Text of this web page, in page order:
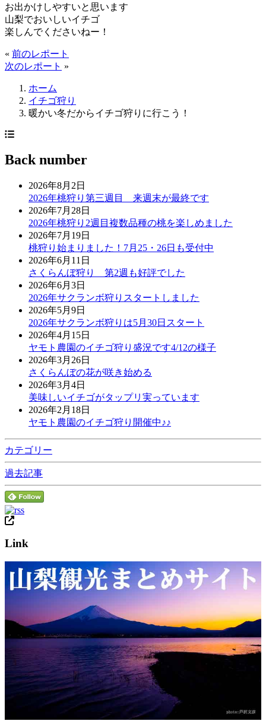
お出かけしやすいと思います
山梨でおいしいイチゴ
楽しんでくださいねー！
« 前のレポート
次のレポート »
ホーム
イチゴ狩り
暖かい冬だからイチゴ狩りに行こう！
Back number
2026年8月2日
2026年桃狩り第三週目 来週末が最終です
2026年7月28日
2026年桃狩り2週目複数品種の桃を楽しめました
2026年7月19日
桃狩り始まりました！7月25・26日も受付中
2026年6月11日
さくらんぼ狩り 第2週も好評でした
2026年6月3日
2026年サクランボ狩りスタートしました
2026年5月9日
2026年サクランボ狩りは5月30日スタート
2026年4月15日
ヤモト農園のイチゴ狩り盛況です4/12の様子
2026年3月26日
さくらんぼの花が咲き始める
2026年3月4日
美味しいイチゴがタップリ実っています
2026年2月18日
ヤモト農園のイチゴ狩り開催中♪♪
カテゴリー
過去記事
Link